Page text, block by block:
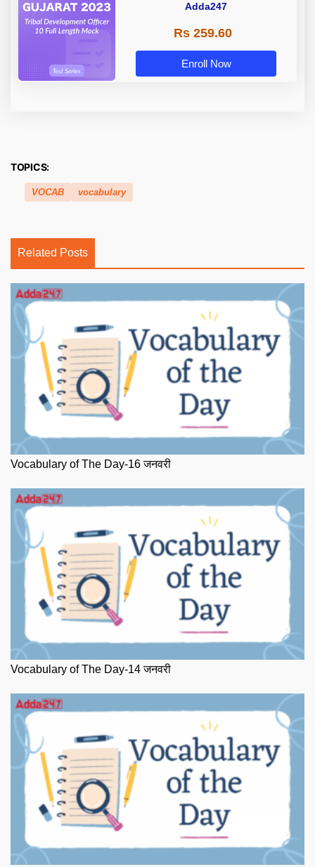
Adda247
Rs 259.60
Enroll Now
TOPICS:
VOCAB vocabulary
Related Posts
Vocabulary of The Day-16 जनवरी
Vocabulary of The Day-14 जनवरी